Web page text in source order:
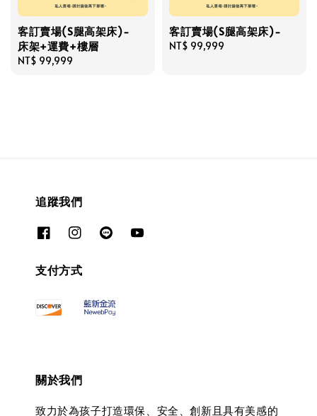
客訂賣場(S腿高架床)-
床架+運費+樓層
Regular
NT$ 99,999
客訂賣場(S腿高架床)-
Regular
NT$ 99,999
追蹤我們
支付方式
關於我們
致力於為孩子打造環保、安全、創新且具有美感的